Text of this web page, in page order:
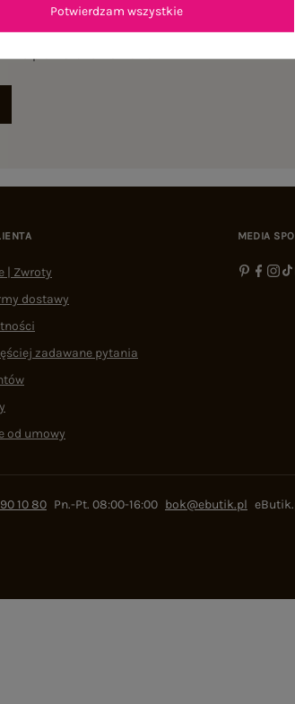
| Zwroty
dostawy
zadawane pytania
od umowy
MEDIA
10 80 Pn.-Pt. 08:00-16:00 bok@ebutik.pl
Potwierdzam wszystkie